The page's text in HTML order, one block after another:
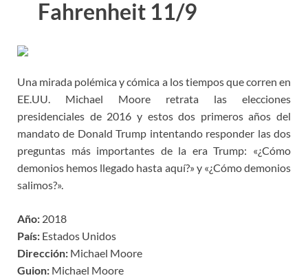
Fahrenheit 11/9
Una mirada polémica y cómica a los tiempos que corren en
EE.UU. Michael Moore retrata las elecciones
presidenciales de 2016 y estos dos primeros años del
mandato de Donald Trump intentando responder las dos
preguntas más importantes de la era Trump: «¿Cómo
demonios hemos llegado hasta aquí?» y «¿Cómo demonios
salimos?».
Año: 2018
País: Estados Unidos
Dirección: Michael Moore
Guion: Michael Moore